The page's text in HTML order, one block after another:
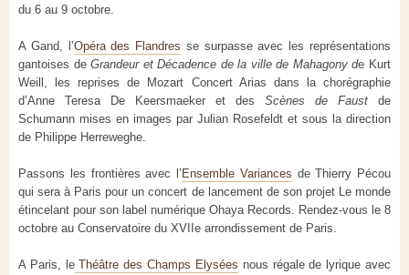
du 6 au 9 octobre.
A Gand, l’Opéra des Flandres se surpasse avec les représentations
gantoises deGrandeur et Décadence de la ville de Mahagony de Kurt
Weill, les reprises de Mozart Concert Arias dans la chorégraphie
d’Anne Teresa De Keersmaeker et des Scènes de Faust de
Schumann mises en images par Julian Rosefeldt et sous la direction
de Philippe Herreweghe.
Passons les frontières avec l’ Ensemble Variances de Thierry Pécou
qui sera à Paris pour un concert de lancement de son projet Le monde
étincelant pour son label numérique Ohaya Records. Rendez-vous le 8
octobre au Conservatoire du XVIIe arrondissement de Paris.
A Paris, leThéâtre des Champs Elysées nous régale de lyrique avec